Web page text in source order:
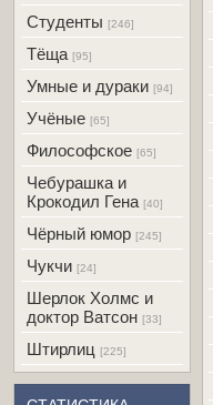
Студенты [246]
Тёща [95]
Умные и дураки [94]
Учёные [65]
Философское [65]
Чебурашка и
Крокодил Гена [40]
Чёрный юмор [245]
Чукчи [24]
Шерлок Холмс и
доктор Ватсон [33]
Штирлиц [225]